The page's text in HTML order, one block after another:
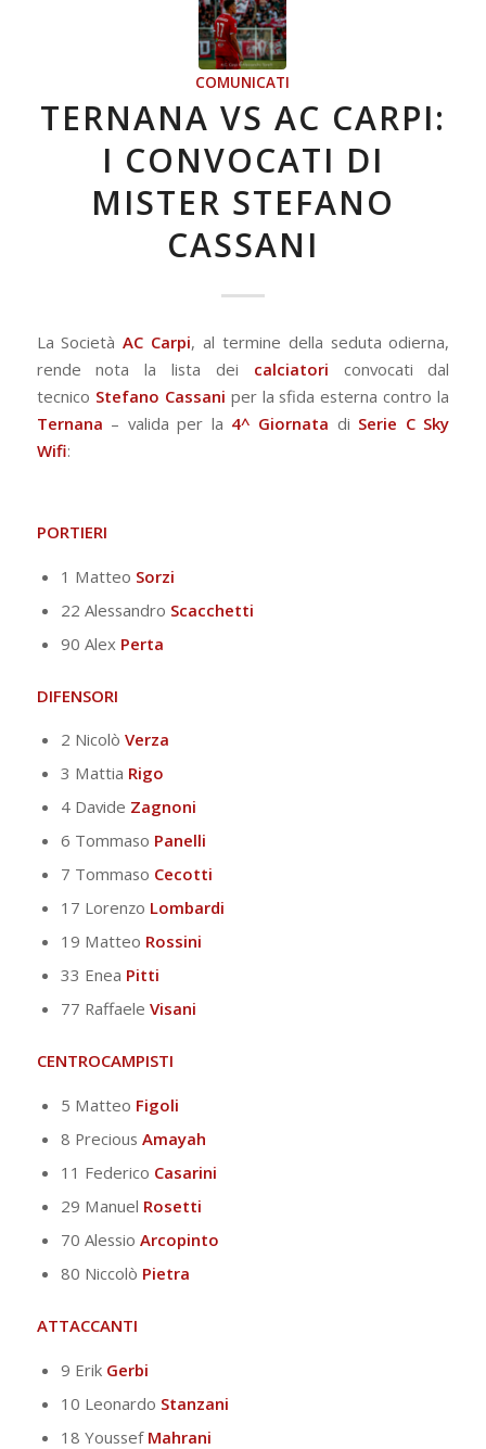
COMUNICATI
TERNANA VS AC CARPI:
I CONVOCATI DI
MISTER STEFANO
CASSANI
La SocietàAC Carpi, al termine della seduta odierna,
rende nota la lista dei calciatori convocati dal
tecnico Stefano Cassani per la sfida esterna contro la
Ternana – valida per la 4^ Giornata di Serie C Sky
Wifi:
PORTIERI
1 Matteo Sorzi
22 Alessandro Scacchetti
90 Alex Perta
DIFENSORI
2 Nicolò Verza
3 Mattia Rigo
4 Davide Zagnoni
6 Tommaso Panelli
7 Tommaso Cecotti
17 Lorenzo Lombardi
19 Matteo Rossini
33 Enea Pitti
77 Raffaele Visani
CENTROCAMPISTI
5 Matteo Figoli
8 Precious Amayah
11 Federico Casarini
29 Manuel Rosetti
70 Alessio Arcopinto
80 Niccolò Pietra
ATTACCANTI
9 Erik Gerbi
10 Leonardo Stanzani
18 Youssef Mahrani